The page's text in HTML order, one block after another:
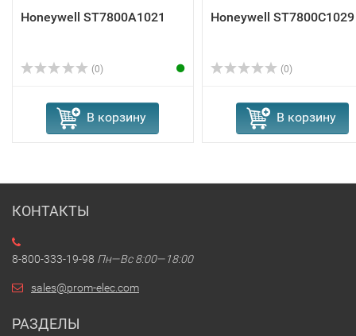
Honeywell ST7800A1021
(0)
В корзину
Honeywell ST7800C1029
(0)
В корзину
КОНТАКТЫ
8-800-333-19-98 Пн—Вс 8:00—18:00
sales@prom-elec.com
РАЗДЕЛЫ